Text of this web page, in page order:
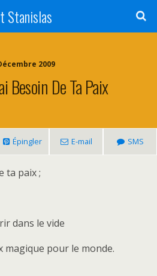
Stanislas
2009
Besoin De Ta Paix
Épingler E-mail SMS
ta paix ;
dans le vide
magique pour le monde.